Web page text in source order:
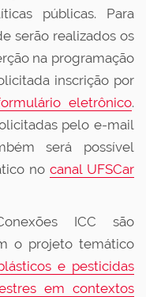
públicas. Para
e serão realizados os
na programação
inscrição por
eletrônico.
pelo e-mail
será possível
no canal UFSCar
ICC são
o projeto temático
e pesticidas
em contextos